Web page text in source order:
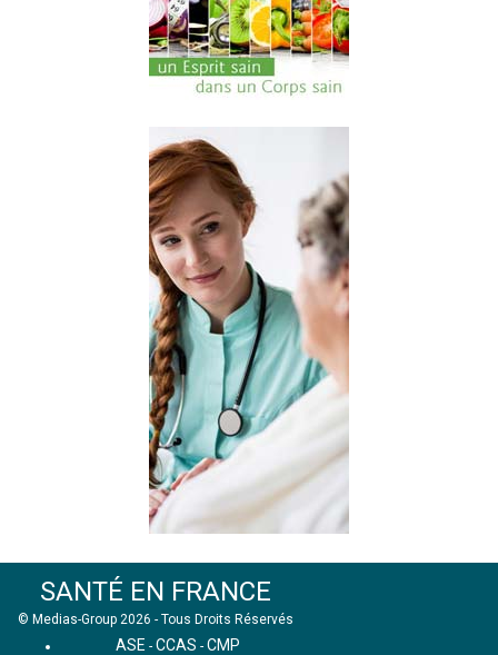
SANTÉ EN FRANCE
© Medias-Group 2026 - Tous Droits Réservés
ASE - CCAS - CMP